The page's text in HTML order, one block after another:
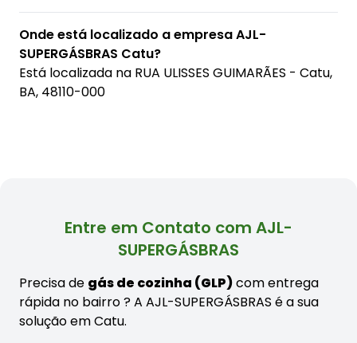
Onde está localizado a empresa AJL-
SUPERGÁSBRAS Catu?
Está localizada na RUA ULISSES GUIMARÃES - Catu,
BA, 48110-000
Entre em Contato com AJL-
SUPERGÁSBRAS
Precisa de gás de cozinha (GLP)com entrega
rápida no bairro? A AJL-SUPERGÁSBRAS é a sua
solução em Catu.